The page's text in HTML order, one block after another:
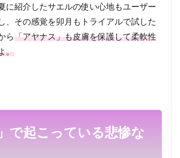
に紹介したサエルの使い心地もユーザー
、その感覚を卯月もトライアルで試した
ら「アヤナス」も皮膚を保護して柔軟性
。
で起こっている悲惨な